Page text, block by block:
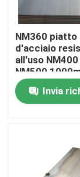
Controllo di
Contattaci
Richiedi un
bobina di
NM360 piatto
d'acciaio
all'uso
NM500
laminato a
Invia